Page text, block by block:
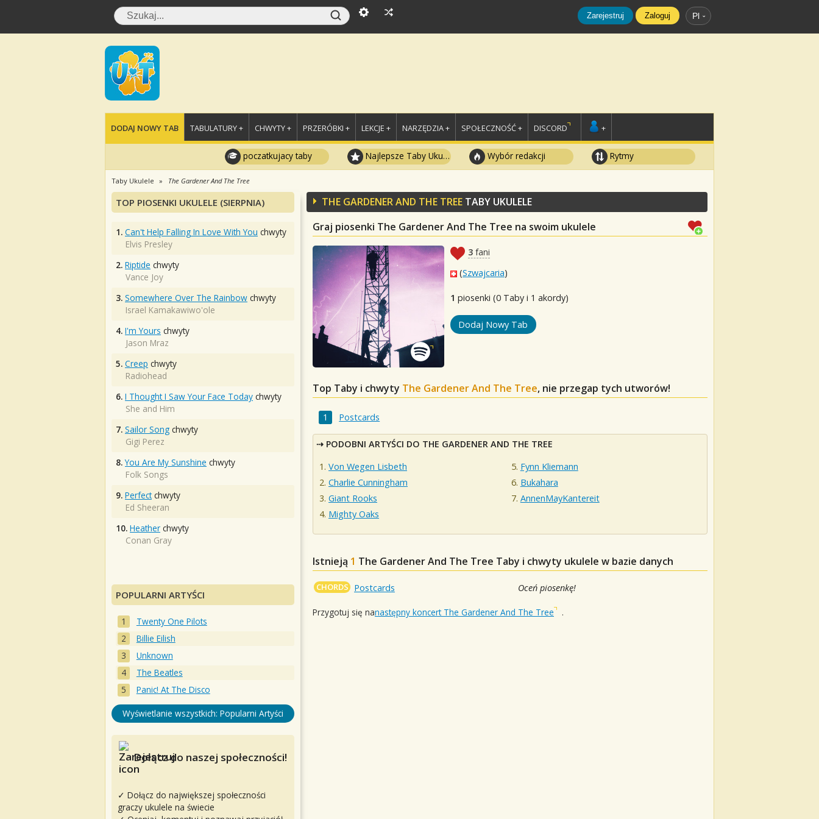
Zarejestruj Zaloguj Pl
DODAJ NOWY TAB TABULATURY + CHWYTY + PRZERÓBKI + LEKCJE + NARZĘDZIA + SPOŁECZNOŚĆ + DISCORD +
poczatkujacy taby Najlepsze Taby Ukulele Wybór redakcji Rytmy
Taby Ukulele The Gardener And The Tree
THE GARDENER AND THE TREE TABY UKULELE
Graj piosenki The Gardener And The Tree na swoim ukulele
3 fani
(Szwajcaria)
1 piosenki (0 Taby i 1 akordy)
Dodaj Nowy Tab
Top Taby i chwyty The Gardener And The Tree, nie przegap tych utworów!
Postcards
PODOBNI ARTYŚCI DO THE GARDENER AND THE TREE
Von Wegen Lisbeth
Charlie Cunningham
Giant Rooks
Mighty Oaks
Fynn Kliemann
Bukahara
AnnenMayKantereit
Istnieją 1 The Gardener And The Tree Taby i chwyty ukulele w bazie danych
CHORDS Postcards Oceń piosenkę!
Przygotuj się nanastępny koncert The Gardener And The Tree .
TOP PIOSENKI UKULELE (SIERPNIA)
1. Can't Help Falling In Love With You chwyty
Elvis Presley
2. Riptide chwyty
Vance Joy
3. Somewhere Over The Rainbow chwyty
Israel Kamakawiwo'ole
4. I'm Yours chwyty
Jason Mraz
5. Creep chwyty
Radiohead
6. I Thought I Saw Your Face Today chwyty
She and Him
7. Sailor Song chwyty
Gigi Perez
8. You Are My Sunshine chwyty
Folk Songs
9. Perfectchwyty
Ed Sheeran
10. Heather chwyty
Conan Gray
POPULARNI ARTYŚCI
Twenty One Pilots
Billie Eilish
Unknown
The Beatles
Panic! At The Disco
Wyświetlanie wszystkich: Popularni Artyści
Dołącz do naszej społeczności!
✓ Dołącz do największej społeczności
graczy ukulele na świecie